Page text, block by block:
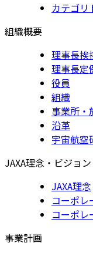
カテゴリ
組織概要
理事長挨
理事長定
役員
組織
事業所・
沿革
宇宙航空
JAXA理念・ビジョン
JAXA理念
コーポレ
コーポレ
事業計画